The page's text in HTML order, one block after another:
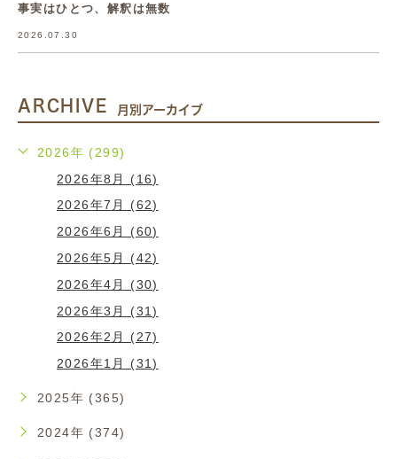
事実はひとつ、解釈は無数
2026.07.30
ARCHIVE 月別アーカイブ
2026年 (299)
2026年8月 (16)
2026年7月 (62)
2026年6月 (60)
2026年5月 (42)
2026年4月 (30)
2026年3月 (31)
2026年2月 (27)
2026年1月 (31)
2025年 (365)
2024年 (374)